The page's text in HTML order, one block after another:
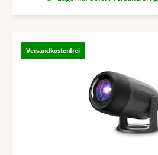
Versandkostenfrei